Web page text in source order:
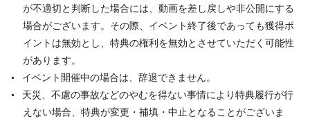
が不適切と判断した場合には、動画を差し戻しや非公開にする
場合がございます。その際、イベント終了後であっても獲得ポ
イントは無効とし、特典の権利を無効とさせていただく可能性
があります。
イベント開催中の場合は、辞退できません。
天災、不慮の事故などのやむを得ない事情により特典履行が行
えない場合、特典が変更・補填・中止となることがございま